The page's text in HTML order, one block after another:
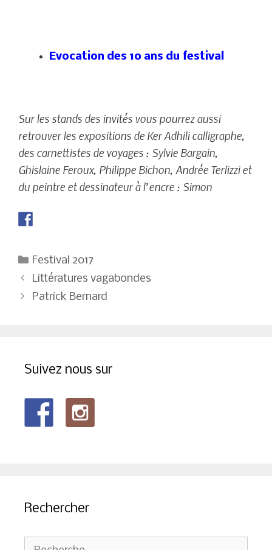
Evocation des 10 ans du festival
Sur les stands des invités vous pourrez aussi
retrouver les expositions de Ker Adhili calligraphe,
des carnettistes de voyages : Sylvie Bargain,
Ghislaine Feroux, Philippe Bichon, Andrée Terlizzi et
du peintre et dessinateur à l’encre : Simon
Catégories
Festival 2017
Navigation
des
Littératures vagabondes
Patrick Bernard
Suivez nous sur
Rechercher
Rechercher :